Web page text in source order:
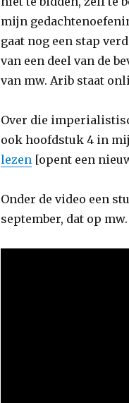
mijn
gaat nog een stap
van een deel van de
van mw. Arib staat
Over die
ook hoofdstuk 4 in
lezen[opent een
Onder de video een
september, dat op